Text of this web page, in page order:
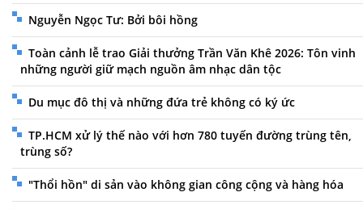
Nguyễn Ngọc Tư: Bởi bôi hồng
Toàn cảnh lễ trao Giải thưởng Trần Văn Khê 2026: Tôn vinh
những người giữ mạch nguồn âm nhạc dân tộc
Du mục đô thị và những đứa trẻ không có ký ức
TP.HCM xử lý thế nào với hơn 780 tuyến đường trùng tên,
trùng số?
"Thổi hồn" di sản vào không gian công cộng và hàng hóa